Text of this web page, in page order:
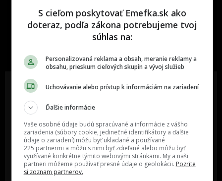
One time najzábavnejšie miesto na
slovenskom internete, next time
Oslov reklamou viac ako milión
ľudí v rôznych vekových
kategóriách a na rôznych
sociálnych sieťach a nakopni svoj
biznis alebo produkt.
MÁM ZÁUJEM O
SPOLUPRÁCU
mali určite napísať?
POŠLI NÁM TIP NA ČLÁNOK
S cieľom poskytovať Emefka.sk ako
doteraz, podľa zákona potrebujeme tvoj
súhlas na:
Personalizovaná reklama a obsah, meranie reklamy a
obsahu, prieskum cieľových skupín a vývoj služieb
Uchovávanie alebo prístup k informáciám na zariadení
Ďalšie informácie
Vaše osobné údaje budú spracúvané a informácie z vášho
zariadenia (súbory cookie, jedinečné identifikátory a ďalšie
údaje o zariadení) môžu byť ukladané a používané
225 partnermi a môžu s nimi byť zdieľané alebo môžu byť
využívané konkrétne týmito webovými stránkami. My a naši
partneri môžeme používať presné údaje o geolokácii. Pozrite
si zoznam partnerov.